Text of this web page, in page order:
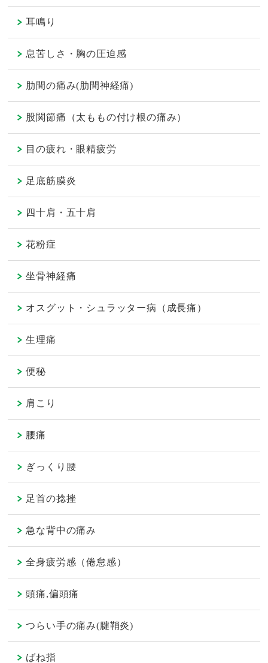
耳鳴り
息苦しさ・胸の圧迫感
肋間の痛み(肋間神経痛)
股関節痛（太ももの付け根の痛み）
目の疲れ・眼精疲労
足底筋膜炎
四十肩・五十肩
花粉症
坐骨神経痛
オスグット・シュラッター病（成長痛）
生理痛
便秘
肩こり
腰痛
ぎっくり腰
足首の捻挫
急な背中の痛み
全身疲労感（倦怠感）
頭痛,偏頭痛
つらい手の痛み(腱鞘炎)
ばね指